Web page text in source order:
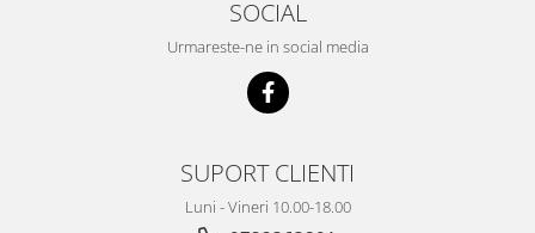
SOCIAL
Urmareste-ne in social media
SUPORT CLIENTI
Luni - Vineri 10.00-18.00